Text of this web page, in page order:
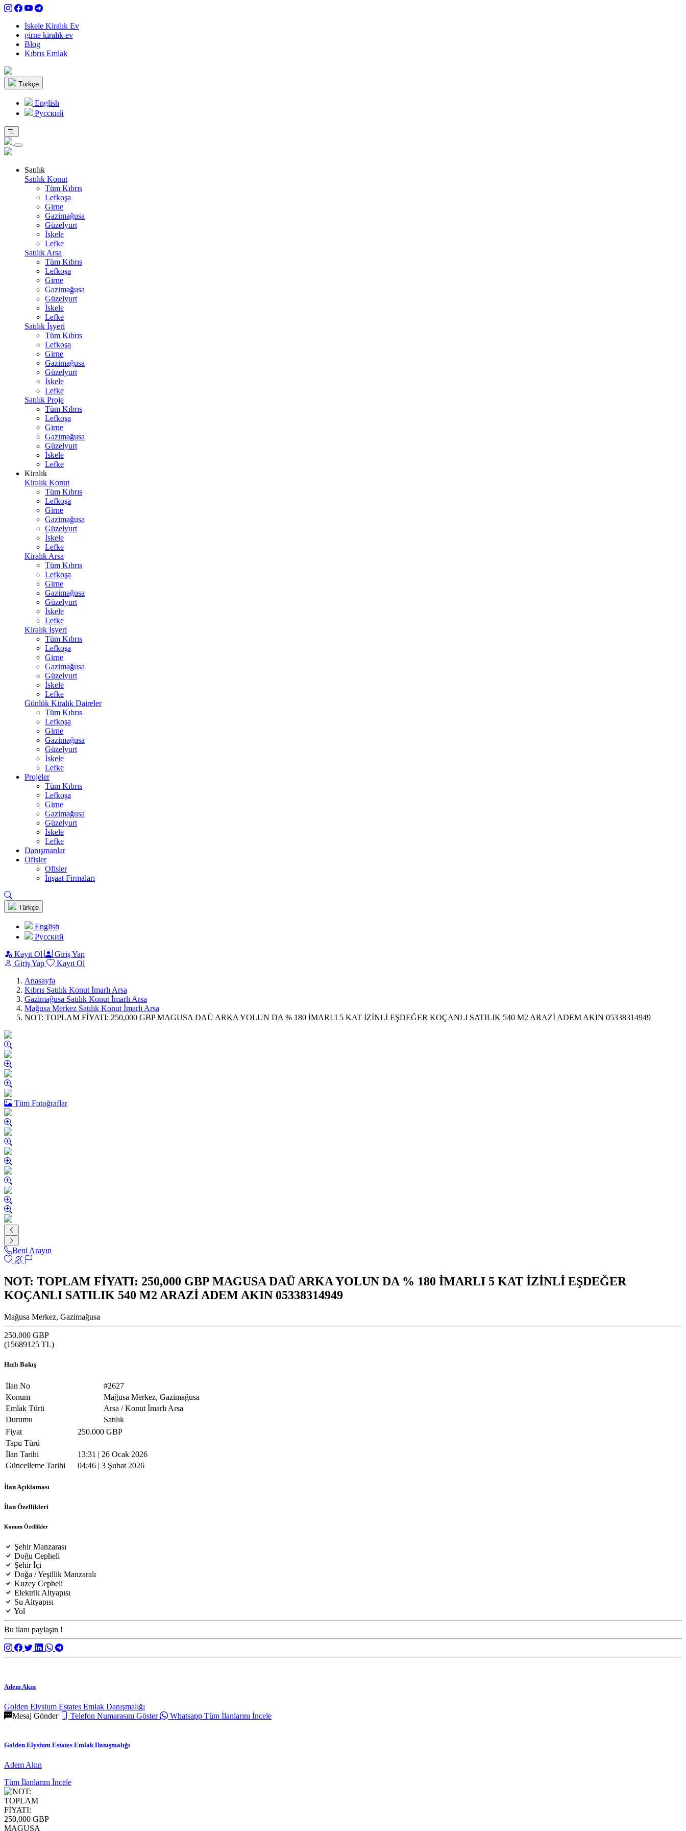
İskele Kiralık Ev
girne kiralık ev
Blog
Kıbrıs Emlak
Türkçe
English
Pусский
Satılık
Satılık Konut
Tüm Kıbrıs
Lefkoşa
Girne
Gazimağusa
Güzelyurt
İskele
Lefke
Satılık Arsa
Tüm Kıbrıs
Lefkoşa
Girne
Gazimağusa
Güzelyurt
İskele
Lefke
Satılık İşyeri
Tüm Kıbrıs
Lefkoşa
Girne
Gazimağusa
Güzelyurt
İskele
Lefke
Satılık Proje
Tüm Kıbrıs
Lefkoşa
Girne
Gazimağusa
Güzelyurt
İskele
Lefke
Kiralık
Kiralık Konut
Tüm Kıbrıs
Lefkoşa
Girne
Gazimağusa
Güzelyurt
İskele
Lefke
Kiralık Arsa
Tüm Kıbrıs
Lefkoşa
Girne
Gazimağusa
Güzelyurt
İskele
Lefke
Kiralık İşyeri
Tüm Kıbrıs
Lefkoşa
Girne
Gazimağusa
Güzelyurt
İskele
Lefke
Günlük Kiralık Daireler
Tüm Kıbrıs
Lefkoşa
Girne
Gazimağusa
Güzelyurt
İskele
Lefke
Projeler
Tüm Kıbrıs
Lefkoşa
Girne
Gazimağusa
Güzelyurt
İskele
Lefke
Danışmanlar
Ofisler
Ofisler
İnşaat Firmaları
Türkçe
English
Pусский
Kayıt Ol
Giriş Yap
Giriş Yap
Kayıt Ol
Anasayfa
Kıbrıs Satılık Konut İmarlı Arsa
Gazimağusa Satılık Konut İmarlı Arsa
Mağusa Merkez Satılık Konut İmarlı Arsa
NOT: TOPLAM FİYATI: 250,000 GBP MAGUSA DAÜ ARKA YOLUN DA % 180 İMARLI 5 KAT İZİNLİ EŞDEĞER KOÇANLI SATILIK 540 M2 ARAZİ ADEM AKIN 05338314949
Tüm Fotoğraflar
Beni Arayın
NOT: TOPLAM FİYATI: 250,000 GBP MAGUSA DAÜ ARKA YOLUN DA % 180 İMARLI 5 KAT İZİNLİ EŞDEĞER
KOÇANLI SATILIK 540 M2 ARAZİ ADEM AKIN 05338314949
Mağusa Merkez, Gazimağusa
250.000 GBP
(15689125 TL)
Hızlı Bakış
İlan No
#2627
Konum
Mağusa Merkez, Gazimağusa
Emlak Türü
Arsa / Konut İmarlı Arsa
Durumu
Satılık
Fiyat
250.000 GBP
Tapu Türü
İlan Tarihi
13:31 | 26 Ocak 2026
Güncelleme Tarihi
04:46 | 3 Şubat 2026
İlan Açıklaması
İlan Özellikleri
Konum Özellikler
Şehir Manzarası
Doğu Cepheli
Şehir İçi
Doğa / Yeşillik Manzaralı
Kuzey Cepheli
Elektrik Altyapısı
Su Altyapısı
Yol
Bu ilanı paylaşın !
Adem Akın
Golden Elysium Estates Emlak Danışmalığı
Mesaj Gönder
Telefon Numarasını Göster Whatsapp Tüm İlanlarını İncele
Golden Elysium Estates Emlak Danışmalığı
Adem Akın
Tüm İlanlarını İncele